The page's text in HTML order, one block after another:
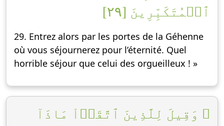
ٱلۡمُتَكَبِّرِينَ [٢٩]
29. Entrez alors par les portes de la Géhenne
où vous séjournerez pour l’éternité. Quel
horrible séjour que celui des orgueilleux ! »
۞ وَقِيلَ لِلَّذِينَ ٱتَّقَوۡاْ مَاذَآ